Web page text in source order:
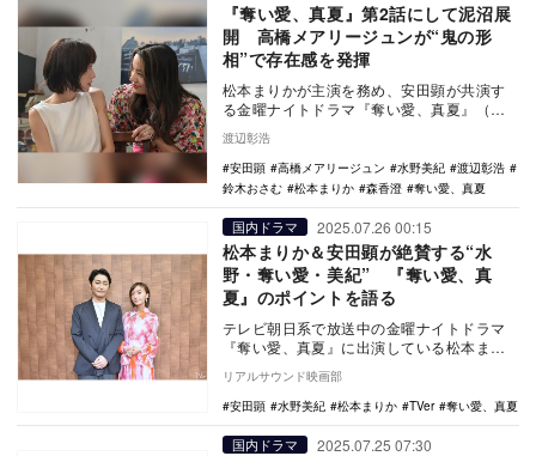
『奪い愛、真夏』第2話にして泥沼展
開 高橋メアリージュンが“鬼の形
相”で存在感を発揮
松本まりかが主演を務め、安田顕が共演す
る金曜ナイトドラマ『奪い愛、真夏』（テ
レビ朝日系）が、第2話ですでに泥沼展開を
迎えている。…
渡辺彰浩
安田顕
高橋メアリージュン 水野美紀
渡辺彰浩
鈴木おさむ
松本まりか 森香澄 奪い愛、真夏
国内ドラマ 2025.07.26 00:15
松本まりか＆安田顕が絶賛する“水
野・奪い愛・美紀” 『奪い愛、真
夏』のポイントを語る
テレビ朝日系で放送中の金曜ナイトドラマ
『奪い愛、真夏』に出演している松本まり
かと安田顕のインタビューコメントが公開
された。 T…
リアルサウンド映画部
安田顕
水野美紀 松本まりか TVer 奪い愛、真夏
国内ドラマ 2025.07.25 07:30